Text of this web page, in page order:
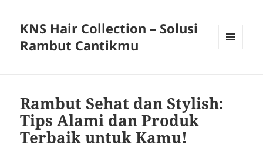
KNS Hair Collection – Solusi
Rambut Cantikmu
Rambut Sehat dan Stylish:
Tips Alami dan Produk
Terbaik untuk Kamu!